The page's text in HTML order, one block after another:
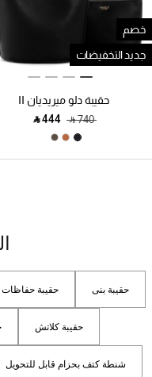
خصم
جديد التخفيضات
حقيبة دلو ميريديان II
‎ ⃁ ⁦740⁩ ‎
‎ ⃁ ⁦444⁩ ‎
حقيبة بنى حقيبة حفاظات
حقيبة كلاتش
شنطة كتف بحزام قابل للتحويل